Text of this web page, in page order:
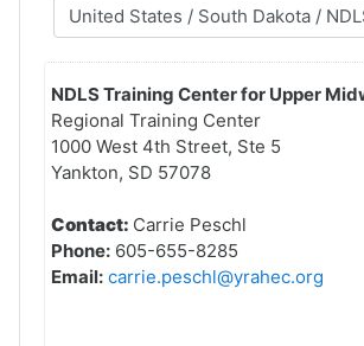
NDLS Training Center for Upper
Regional Training Center
1000 West 4th Street, Ste 5
Yankton, SD 57078
Contact: Carrie Peschl
Phone: 605-655-8285
Email: carrie.peschl@yrahec.org